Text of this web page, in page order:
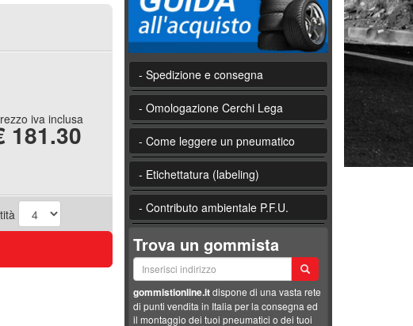
iva inclusa
181.30
- Spedizione e consegna
- Omologazione Cerchi Lega
- Come leggere un pneumatico
- Etichettatura (labeling)
- Contributo ambientale P.F.U.
Trova un gommista
gommistionline.itdispone di una vasta rete
di punti vendita in Italia per la consegna ed
il montaggio dei tuoi pneumatici o dei tuoi